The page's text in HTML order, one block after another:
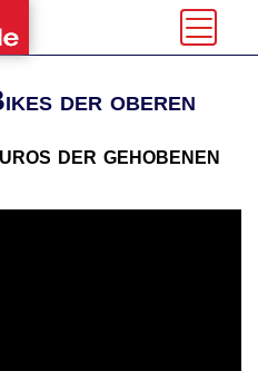
der oberen
der gehobenen